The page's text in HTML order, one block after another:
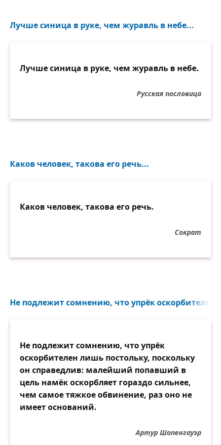
Лучше синица в руке, чем журавль в небе...
Лучше синица в руке, чем журавль в небе.
Русская пословица
Каков человек, такова его речь...
Каков человек, такова его речь.
Сократ
Не подлежит сомнению, что упрёк оскорбителен
Не подлежит сомнению, что упрёк
оскорбителен лишь постольку, поскольку
он справедлив: малейший попавший в
цель намёк оскорбляет гораздо сильнее,
чем самое тяжкое обвинение, раз оно не
имеет оснований.
Артур Шопенгауэр